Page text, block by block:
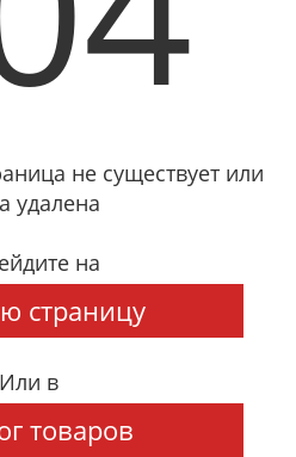
не существует или
удалена
на
страницу
Или в
товаров